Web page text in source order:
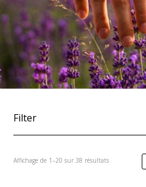
Filter
Affichage de 1–20 sur 38 résultats